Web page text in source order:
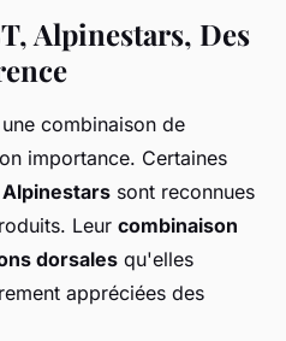
Alpinestars, Des
combinaison de
importance. Certaines
Alpinestars sont reconnues
Leur combinaison
dorsales qu'elles
appréciées des